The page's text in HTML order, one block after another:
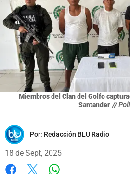
Miembros del Clan del Golfo
Santander //
Por: Redacción BLU Radio
18 de Sept, 2025